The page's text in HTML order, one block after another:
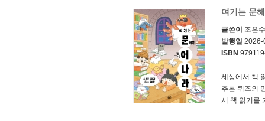
여기는 문
글쓴이 조은
발행일
ISBN
세상에서 책
추론 퀴즈의
서 책 읽기를